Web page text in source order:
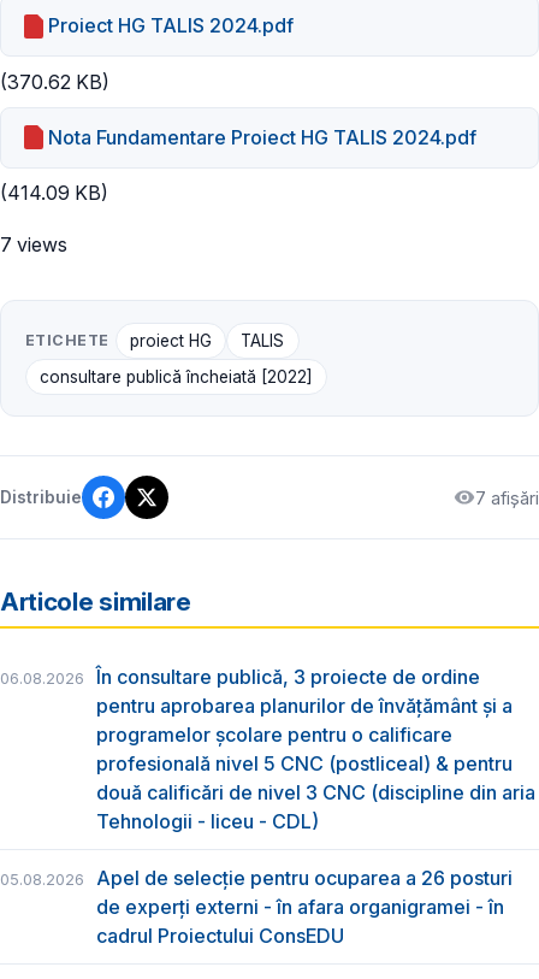
Proiect HG TALIS 2024.pdf
(370.62 KB)
Nota Fundamentare Proiect HG TALIS 2024.pdf
(414.09 KB)
7 views
ETICHETE proiect HG
TALIS
consultare publică încheiată [2022]
Distribuie 7 afișări
Articole similare
06.08.2026
În consultare publică, 3 proiecte de ordine
pentru aprobarea planurilor de învățământ și a
programelor școlare pentru o calificare
profesională nivel 5 CNC (postliceal) & pentru
două calificări de nivel 3 CNC (discipline din aria
Tehnologii - liceu - CDL)
05.08.2026
Apel de selecție pentru ocuparea a 26 posturi
de experți externi - în afara organigramei - în
cadrul Proiectului ConsEDU